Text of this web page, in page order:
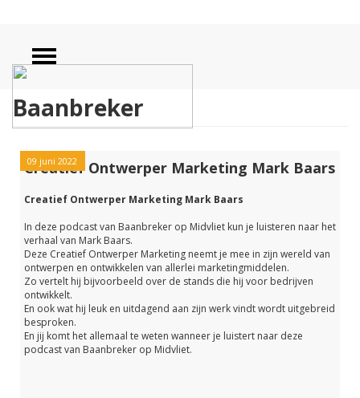
Baanbreker
09 juni 2022
Creatief Ontwerper Marketing Mark Baars
Creatief Ontwerper Marketing Mark Baars
In deze podcast van Baanbreker op Midvliet kun je luisteren naar het
verhaal van Mark Baars.
Deze Creatief Ontwerper Marketing neemt je mee in zijn wereld van
ontwerpen en ontwikkelen van allerlei marketingmiddelen.
Zo vertelt hij bijvoorbeeld over de stands die hij voor bedrijven
ontwikkelt.
En ook wat hij leuk en uitdagend aan zijn werk vindt wordt uitgebreid
besproken.
En jij komt het allemaal te weten wanneer je luistert naar deze
podcast van Baanbreker op Midvliet.